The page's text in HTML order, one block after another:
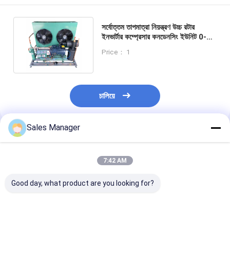
সর্বোত্তম তাপমাত্রা নিয়ন্ত্রণ উচ্চ রটার
ইনভার্টার কম্প্রেসার কনডেনসিং ইউনিট 0-
Price： 1
চালিয়ে
প্রস্তাবিত পণ্য
Sales Manager
7:42 AM
Good day, what product are you looking for?